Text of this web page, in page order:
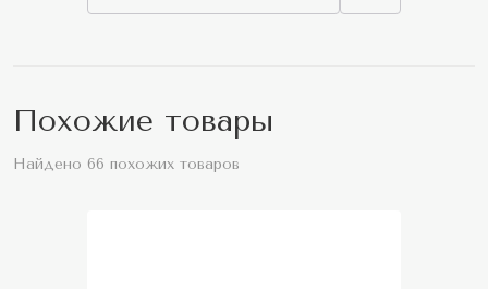
Похожие товары
Найдено 66 похожих товаров